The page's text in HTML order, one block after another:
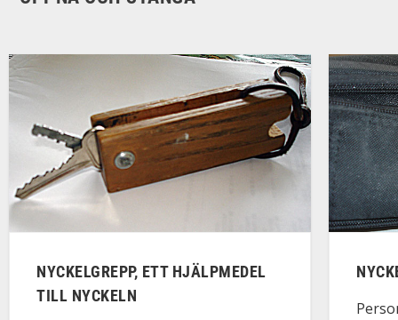
NYCKELGREPP, ETT HJÄLPMEDEL
TILL NYCKELN